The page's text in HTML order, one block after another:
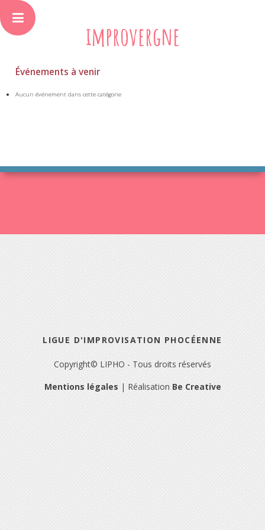
improvergne
Événements à venir
Aucun événement dans cette catégorie
LIGUE D'IMPROVISATION PHOCÉENNE
Copyright© LIPHO - Tous droits réservés
Mentions légales | Réalisation Be Creative